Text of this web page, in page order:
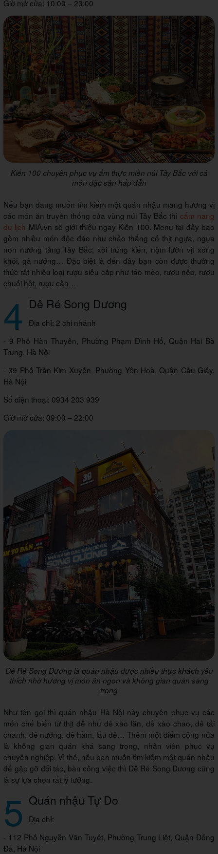
Giờ mở cửa: 10:00 – 23:00
Kiến 100 chuyên phục vụ ẩm thực miền núi Tây Bắc với cá
món đặc sản hấp dẫn
Nếu bạn đang muốn tìm kiếm một quán nhậu mang hương vị
các món ăn truyền thống của vùng núi Tây Bắc thì cẩm nang
du lịch MIA.vn sẽ giới thiệu ngay Kiến 100. Menu tại đây bao
gồm nhiều món độc đáo như chảo thắng cố thịt ngựa, ngựa
non nướng tảng Tây Bắc, xôi trứng kiến, nộm lườn vịt xông
khói, gà nướng… Đặc biệt là đến đây bạn còn được thưởng
thức rất nhiều loại rượu siêu cấp như táo mèo, rượu nếp, rượu
chuối hột, rượu cần…
4 Dê Ré Song Dương
Địa chỉ: 2 chi nhánh
- 9 Phố Hàn Thuyên, Phường Phạm Đình Hổ, Quận Hai Bà
Trưng, Hà Nội
- 39 Phố Trần Kim Xuyến, Phường Yên Hoà, Quận Cầu Giấy,
Hà Nội
Số điện thoại: 0934 203 939
Giờ mở cửa: 09:00 – 22:00
Dê Ré Song Dương là quán nhậu được nhiều thực khách yêu
thích nhờ hương vị món ăn ngon và không gian quán sang
trọng
Như tên gọi thì quán nhậu Hà Nội này chuyên phục vụ các
món chế biến từ thịt dê như dê xào lăn, dê xào chao, dê tái
chanh, dê nướng, dê hầm, lẩu dê… Thêm một điểm cộng nữa
là không gian quán khá sang trọng, nhân viên phục vụ
chuyên nghiệp. Vì thế, nếu bạn muốn tìm kiếm một quán nhậu
để gặp gỡ đối tác, bàn công việc thì Dê Ré Song Dương cũng
là sự lựa chọn rất lý tưởng.
5 Quán nhậu Tự Do
Địa chỉ:
- 112 Phố Nguyễn Văn Tuyết, Phường Trung Liệt, Quận Đống
Đa, Hà Nội